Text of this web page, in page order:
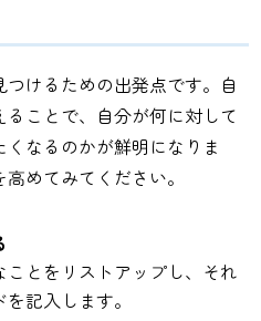
けるための出発点です。自
ことで、自分が何に対して
なるのかが鮮明になりま
めてみてください。
とをリストアップし、それ
記入します。